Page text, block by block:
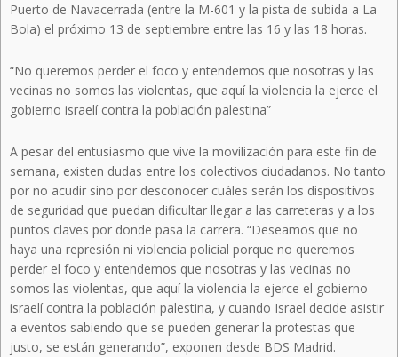
Puerto de Navacerrada (entre la M-601 y la pista de subida a La
Bola) el próximo 13 de septiembre entre las 16 y las 18 horas.
“No queremos perder el foco y entendemos que nosotras y las
vecinas no somos las violentas, que aquí la violencia la ejerce el
gobierno israelí contra la población palestina”
A pesar del entusiasmo que vive la movilización para este fin de
semana, existen dudas entre los colectivos ciudadanos. No tanto
por no acudir sino por desconocer cuáles serán los dispositivos
de seguridad que puedan dificultar llegar a las carreteras y a los
puntos claves por donde pasa la carrera. “Deseamos que no
haya una represión ni violencia policial porque no queremos
perder el foco y entendemos que nosotras y las vecinas no
somos las violentas, que aquí la violencia la ejerce el gobierno
israelí contra la población palestina, y cuando Israel decide asistir
a eventos sabiendo que se pueden generar la protestas que
justo, se están generando”, exponen desde BDS Madrid.